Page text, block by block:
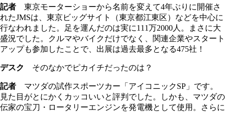
記者 東京モーターショーから名前を変えて4年ぶりに開催さ
れたJMSは、東京ビッグサイト（東京都江東区）などを中心に
行なわれました。足を運んだのは実に111万2000人。まさに大
盛況でした。クルマやバイクだけでなく、関連企業やスタート
アップも参加したことで、出展は過去最多となる475社！
デスク そのなかでピカイチだったのは？
記者 マツダの試作スポーツカー「アイコニックSP」です。
見た目がとにかくカッコいいと評判でした。しかも、マツダの
伝家の宝刀・ロータリーエンジンを発電機として使用。さらに